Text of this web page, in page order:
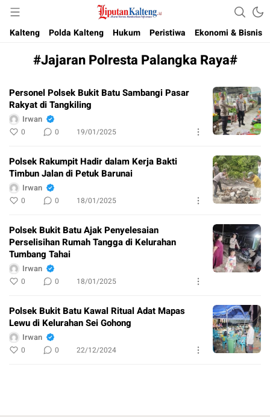
Liputan Kalteng
Akurat, Terpercaya & Independent
Kalteng
Polda Kalteng Hukum Peristiwa Ekonomi & Bisnis
#Jajaran Polresta Palangka Raya#
Personel Polsek Bukit Batu Sambangi Pasar
Rakyat di Tangkiling
Irwan
0 0 19/01/2025
Polsek Rakumpit Hadir dalam Kerja Bakti
Timbun Jalan di Petuk Barunai
Irwan
0 0 18/01/2025
Polsek Bukit Batu Ajak Penyelesaian
Perselisihan Rumah Tangga di Kelurahan
Tumbang Tahai
Irwan
0 0 18/01/2025
Polsek Bukit Batu Kawal Ritual Adat Mapas
Lewu di Kelurahan Sei Gohong
Irwan
0 0 22/12/2024